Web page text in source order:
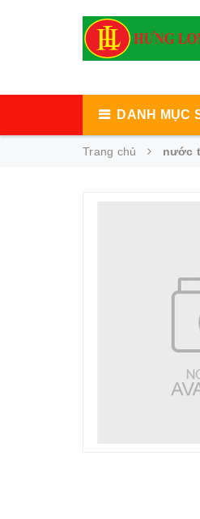
DANH MỤC
Trang chủ nước